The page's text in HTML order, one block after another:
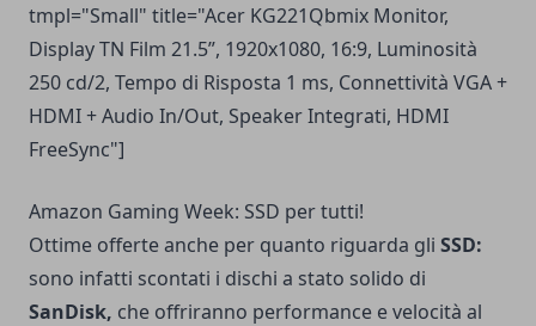
tmpl="Small" title="Acer KG221Qbmix Monitor,
Display TN Film 21.5”, 1920x1080, 16:9, Luminosità
250 cd/2, Tempo di Risposta 1 ms, Connettività VGA +
HDMI + Audio In/Out, Speaker Integrati, HDMI
FreeSync"]
Amazon Gaming Week: SSD per tutti!
Ottime offerte anche per quanto riguarda gli SSD:
sono infatti scontati i dischi a stato solido di
SanDisk, che offriranno performance e velocità al